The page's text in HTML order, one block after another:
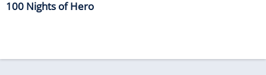
100 Nights of Hero